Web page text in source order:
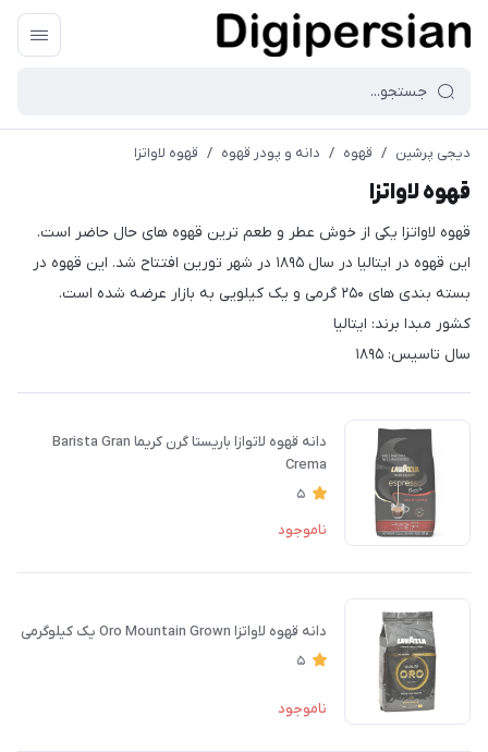
دیجی پرشین / قهوه / دانه و پودر قهوه / قهوه لاواتزا
قهوه لاواتزا
قهوه لاواتزا یکی از خوش عطر و طعم ترین قهوه های حال حاضر است.
این قهوه در ایتالیا در سال ۱۸۹۵ در شهر تورین افتتاح شد. این قهوه در
بسته بندی های ۲۵۰ گرمی و یک کیلویی به بازار عرضه شده است.
کشور مبدا برند: ایتالیا
سال تاسیس: ۱۸۹۵
دانه قهوه لاتوازا باریستا گرن کریما Barista Gran
Crema
5
ناموجود
دانه قهوه لاواتزا Oro Mountain Grown یک کیلوگرمی
5
ناموجود